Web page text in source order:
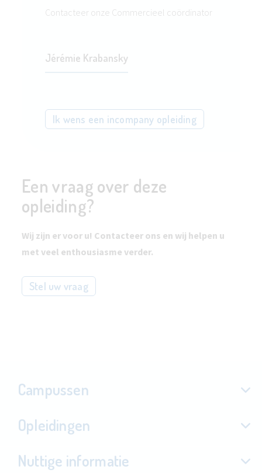
Contacteer onze Commercieel coördinator
Jérémie Krabansky
Ik wens een incompany opleiding
Een vraag over deze
opleiding?
Wij zijn er voor u! Contacteer ons en wij helpen u
met veel enthousiasme verder.
Stel uw vraag
Campussen
Opleidingen
Nuttige informatie